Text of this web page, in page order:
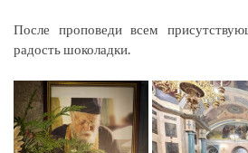
После проповеди всем
радость шоколадки.